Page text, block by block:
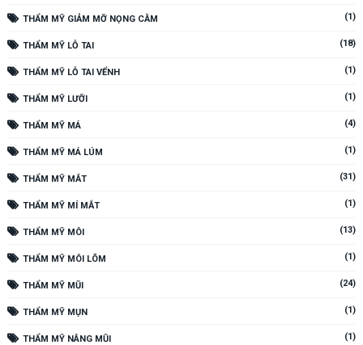
THẨM MỸ GIẢM MỠ NỌNG CẰM (1)
THẨM MỸ LỖ TAI (18)
THẨM MỸ LỖ TAI VỂNH (1)
THẨM MỸ LƯỠI (1)
THẨM MỸ MÁ (4)
THẨM MỸ MÁ LÚM (1)
THẨM MỸ MẮT (31)
THẨM MỸ MÍ MẮT (1)
THẨM MỸ MÔI (13)
THẨM MỸ MÔI LÕM (1)
THẨM MỸ MŨI (24)
THẨM MỸ MỤN (1)
THẨM MỸ NÂNG MŨI (1)